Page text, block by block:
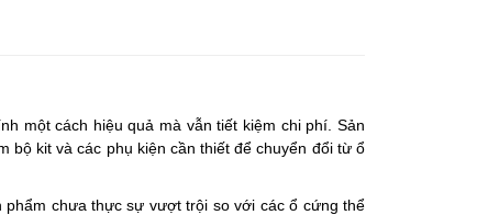
một cách hiệu quả mà vẫn tiết kiệm chi phí. Sản
bộ kit và các phụ kiện cần thiết để chuyển đổi từ ổ
phẩm chưa thực sự vượt trội so với các ổ cứng thể